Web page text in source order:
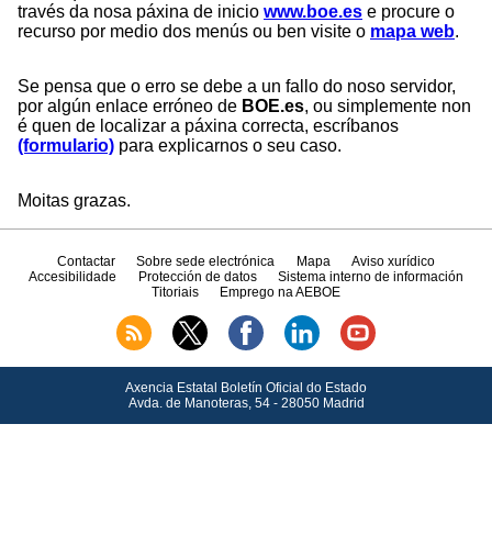
través da nosa páxina de inicio www.boe.es e procure o
recurso por medio dos menús ou ben visite o mapa web.
Se pensa que o erro se debe a un fallo do noso servidor,
por algún enlace erróneo de BOE.es, ou simplemente non
é quen de localizar a páxina correcta, escríbanos
(formulario) para explicarnos o seu caso.
Moitas grazas.
Contactar Sobre sede electrónica Mapa
Aviso xurídico
Accesibilidade
Protección de datos
Sistema interno de información
Titoriais
Emprego na AEBOE
Axencia Estatal Boletín Oficial do Estado
Avda.de Manoteras, 54 - 28050 Madrid